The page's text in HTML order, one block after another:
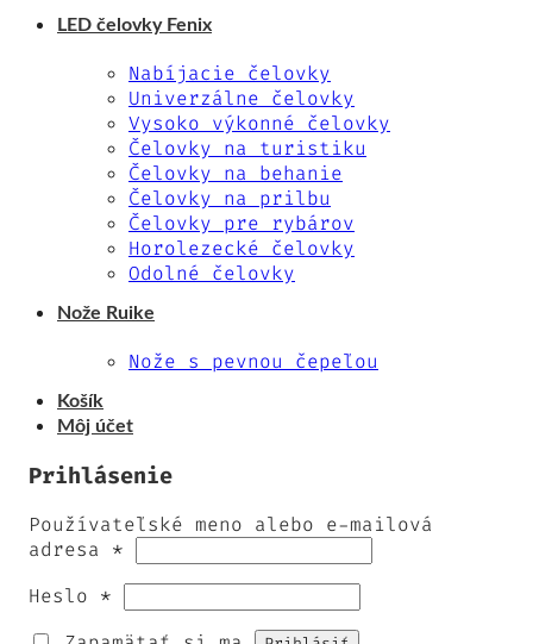
LED čelovky Fenix
Nabíjacie čelovky
Univerzálne čelovky
Vysoko výkonné čelovky
Čelovky na turistiku
Čelovky na behanie
Čelovky na prilbu
Čelovky pre rybárov
Horolezecké čelovky
Odolné čelovky
Nože Ruike
Nože s pevnou čepeľou
Košík
Môj účet
Prihlásenie
Používateľské meno alebo e-mailová
adresa *
Heslo *